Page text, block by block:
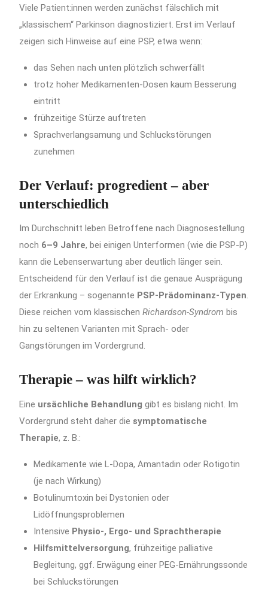
Viele Patient:innen werden zunächst fälschlich mit
„klassischem“ Parkinson diagnostiziert. Erst im Verlauf
zeigen sich Hinweise auf eine PSP, etwa wenn:
das Sehen nach unten plötzlich schwerfällt
trotz hoher Medikamenten-Dosen kaum Besserung
eintritt
frühzeitige Stürze auftreten
Sprachverlangsamung und Schluckstörungen
zunehmen
Der Verlauf: progredient – aber
unterschiedlich
Im Durchschnitt leben Betroffene nach Diagnosestellung
noch 6–9 Jahre, bei einigen Unterformen (wie die PSP-P)
kann die Lebenserwartung aber deutlich länger sein.
Entscheidend für den Verlauf ist die genaue Ausprägung
der Erkrankung – sogenannte PSP-Prädominanz-Typen.
Diese reichen vom klassischenRichardson-Syndrom bis
hin zu seltenen Varianten mit Sprach- oder
Gangstörungen im Vordergrund.
Therapie – was hilft wirklich?
Eine ursächliche Behandlung gibt es bislang nicht. Im
Vordergrund steht daher diesymptomatische
Therapie, z. B.:
Medikamente wie L-Dopa, Amantadin oder Rotigotin
(je nach Wirkung)
Botulinumtoxin bei Dystonien oder
Lidöffnungsproblemen
Intensive Physio-, Ergo- und Sprachtherapie
Hilfsmittelversorgung, frühzeitige palliative
Begleitung, ggf. Erwägung einer PEG-Ernährungssonde
bei Schluckstörungen